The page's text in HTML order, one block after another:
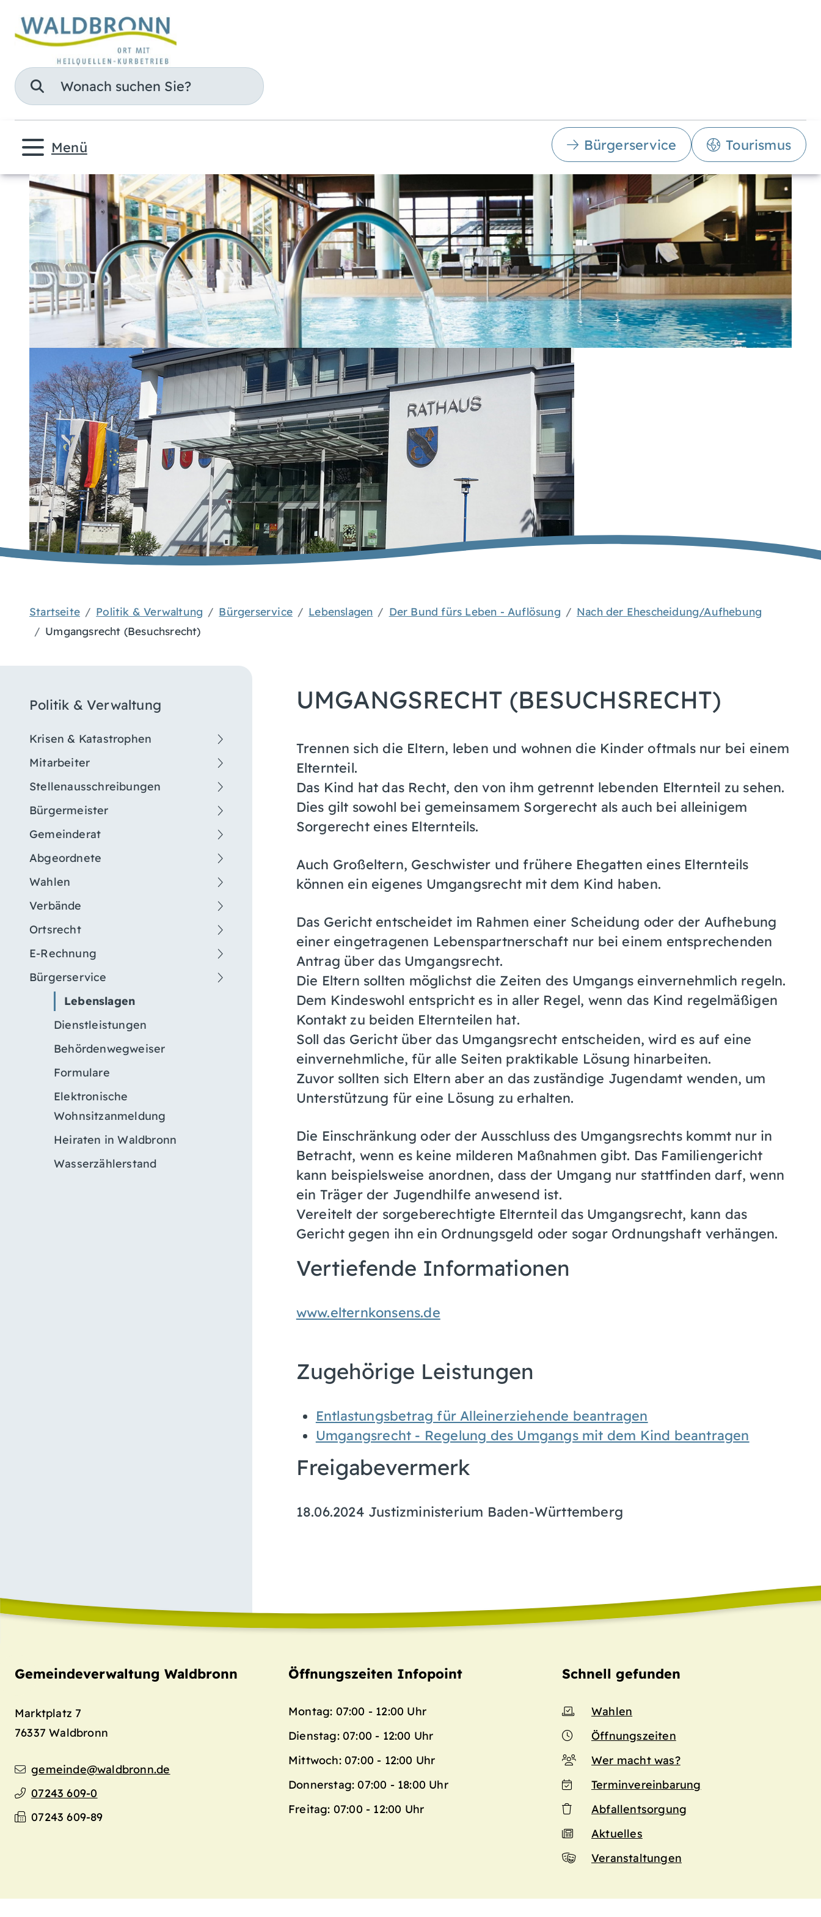
Suche
Menü Bürgerservice Tourismus
Startseite Politik & Verwaltung Bürgerservice Lebenslagen Der Bund fürs Leben - Auflösung
Nach der Ehescheidung/Aufhebung
Umgangsrecht (Besuchsrecht)
Politik & Verwaltung
Krisen & Katastrophen
Mitarbeiter
Stellenausschreibungen
Bürgermeister
Gemeinderat
Abgeordnete
Wahlen
Verbände
Ortsrecht
E-Rechnung
Bürgerservice
Lebenslagen
Dienstleistungen
Behördenwegweiser
Formulare
Elektronische
Wohnsitzanmeldung
Heiraten in Waldbronn
Wasserzählerstand
UMGANGSRECHT (BESUCHSRECHT)
Trennen sich die Eltern, leben und wohnen die Kinder oftmals nur bei einem
Elternteil.
Das Kind hat das Recht, den von ihm getrennt lebenden Elternteil zu sehen.
Dies gilt sowohl bei gemeinsamem Sorgerecht als auch bei alleinigem
Sorgerecht eines Elternteils.
Auch Großeltern, Geschwister und frühere Ehegatten eines Elternteils
können ein eigenes Umgangsrecht mit dem Kind haben.
Das Gericht entscheidet im Rahmen einer Scheidung oder der Aufhebung
einer eingetragenen Lebenspartnerschaft nur bei einem entsprechenden
Antrag über das Umgangsrecht.
Die Eltern sollten möglichst die Zeiten des Umgangs einvernehmlich regeln.
Dem Kindeswohl entspricht es in aller Regel, wenn das Kind regelmäßigen
Kontakt zu beiden Elternteilen hat.
Soll das Gericht über das Umgangsrecht entscheiden, wird es auf eine
einvernehmliche, für alle Seiten praktikable Lösung hinarbeiten.
Zuvor sollten sich Eltern aber an das zuständige Jugendamt wenden, um
Unterstützung für eine Lösung zu erhalten.
Die Einschränkung oder der Ausschluss des Umgangsrechts kommt nur in
Betracht, wenn es keine milderen Maßnahmen gibt. Das Familiengericht
kann beispielsweise anordnen, dass der Umgang nur stattfinden darf, wenn
ein Träger der Jugendhilfe anwesend ist.
Vereitelt der sorgeberechtigte Elternteil das Umgangsrecht, kann das
Gericht gegen ihn ein Ordnungsgeld oder sogar Ordnungshaft verhängen.
Vertiefende Informationen
www.elternkonsens.de
Zugehörige Leistungen
Entlastungsbetrag für Alleinerziehende beantragen
Umgangsrecht - Regelung des Umgangs mit dem Kind beantragen
Freigabevermerk
18.06.2024 Justizministerium Baden-Württemberg
Gemeindeverwaltung Waldbronn
Marktplatz 7
76337 Waldbronn
gemeinde@waldbronn.de
07243 609-0
07243 609-89
Öffnungszeiten Infopoint
Montag: 07:00 - 12:00 Uhr
Dienstag: 07:00 - 12:00 Uhr
Mittwoch: 07:00 - 12:00 Uhr
Donnerstag: 07:00 - 18:00 Uhr
Freitag: 07:00 - 12:00 Uhr
Schnell gefunden
Wahlen
Öffnungszeiten
Wer macht was?
Terminvereinbarung
Abfallentsorgung
Aktuelles
Veranstaltungen